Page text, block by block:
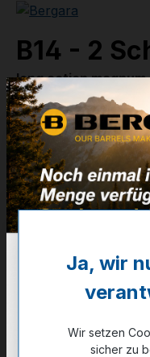
B14 - 2
long action magnum
Artikelnummer:24-
Weitere
✔Modelle: Sporter,
✔Kal. .300 Win.
37,90 €
✔ Auf Lager
Noch kein Kunde?
Ja, wir
Wir setzen
sicher zu